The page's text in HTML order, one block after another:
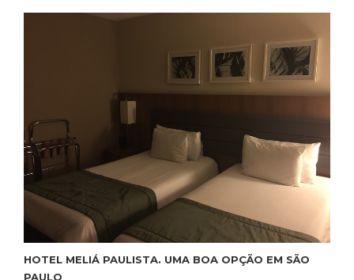
HOTEL MELIÁ PAULISTA. UMA BOA OPÇÃO EM SÃO
PAULO